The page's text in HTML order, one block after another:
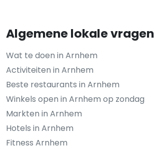
Algemene lokale vragen
Wat te doen in Arnhem
Activiteiten in Arnhem
Beste restaurants in Arnhem
Winkels open in Arnhem op zondag
Markten in Arnhem
Hotels in Arnhem
Fitness Arnhem